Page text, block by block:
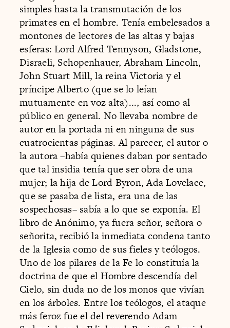
simples hasta la transmutación de los
primates en el hombre. Tenía embelesados a
montones de lectores de las altas y bajas
esferas: Lord Alfred Tennyson, Gladstone,
Disraeli, Schopenhauer, Abraham Lincoln,
John Stuart Mill, la reina Victoria y el
príncipe Alberto (que se lo leían
mutuamente en voz alta)..., así como al
público en general. No llevaba nombre de
autor en la portada ni en ninguna de sus
cuatrocientas páginas. Al parecer, el autor o
la autora –había quienes daban por sentado
que tal insidia tenía que ser obra de una
mujer; la hija de Lord Byron, Ada Lovelace,
que se pasaba de lista, era una de las
sospechosas– sabía a lo que se exponía. El
libro de Anónimo, ya fuera señor, señora o
señorita, recibió la inmediata condena tanto
de la Iglesia como de sus fieles y teólogos.
Uno de los pilares de la Fe lo constituía la
doctrina de que el Hombre descendía del
Cielo, sin duda no de los monos que vivían
en los árboles. Entre los teólogos, el ataque
más feroz fue el del reverendo Adam